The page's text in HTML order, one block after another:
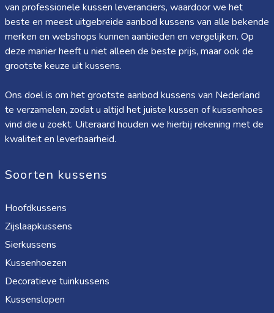
van professionele kussen leveranciers, waardoor we het
beste en meest uitgebreide aanbod kussens van alle bekende
merken en webshops kunnen aanbieden en vergelijken. Op
deze manier heeft u niet alleen de beste prijs, maar ook de
grootste keuze uit kussens.
Ons doel is om het grootste aanbod kussens van Nederland
te verzamelen, zodat u altijd het juiste kussen of kussenhoes
vind die u zoekt. Uiteraard houden we hierbij rekening met de
kwaliteit en leverbaarheid.
Soorten kussens
Hoofdkussens
Zijslaapkussens
Sierkussens
Kussenhoezen
Decoratieve tuinkussens
Kussenslopen